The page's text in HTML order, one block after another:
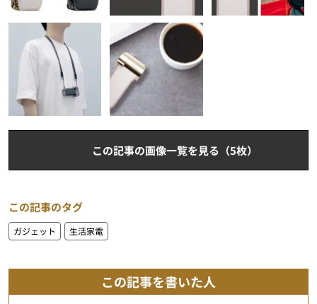
この記事の画像一覧を見る（5枚）
この記事のタグ
ガジェット 生活家電
この記事を書いた人